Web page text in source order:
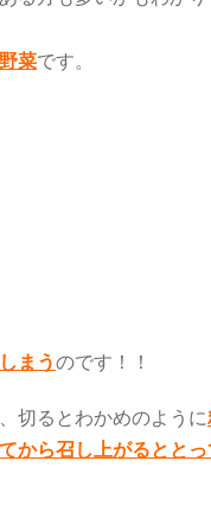
菜です。
まうのです！！
切るとわかめのように
から召し上がるとと